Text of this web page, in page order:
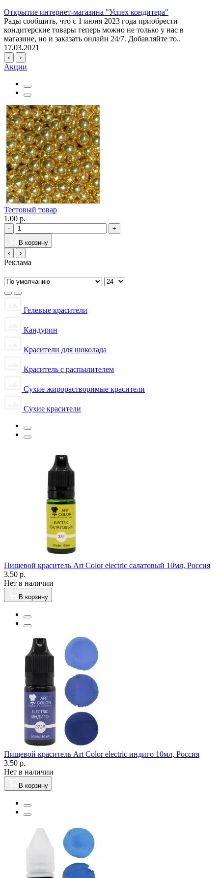
Открытие интернет-магазина "Успех кондитера"
Рады сообщить, что с 1 июня 2023 года приобрести
кондитерские товары теперь можно не только у нас в
магазине, но и заказать онлайн 24/7. Добавляйте то..
17.03.2021
‹ ›
Акции
Тестовый товар
1.00 р.
-
+
В корзину
‹
›
Реклама
Гелевые красители
Кандурин
Красители для шоколада
Краситель с распылителем
Сухие жирорастворимые красители
Сухие красители
Пищевой краситель Art Color electric салатовый 10мл, Россия
3.50 р.
Нет в наличии
В корзину
Пищевой краситель Art Color electric индиго 10мл, Россия
3.50 р.
Нет в наличии
В корзину